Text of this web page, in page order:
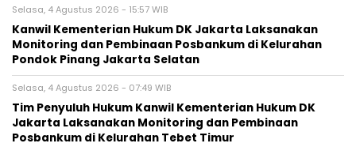
Selasa, 4 Agustus 2026 - 15:57 WIB
Kanwil Kementerian Hukum DK Jakarta Laksanakan
Monitoring dan Pembinaan Posbankum di Kelurahan
Pondok Pinang Jakarta Selatan
Selasa, 4 Agustus 2026 - 07:49 WIB
Tim Penyuluh Hukum Kanwil Kementerian Hukum DK
Jakarta Laksanakan Monitoring dan Pembinaan
Posbankum di Kelurahan Tebet Timur